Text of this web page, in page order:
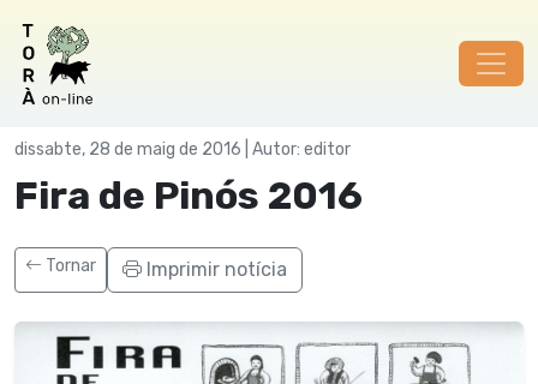
dissabte, 28 de maig de 2016 | Autor: editor
Fira de Pinós 2016
Tornar Imprimir notícia